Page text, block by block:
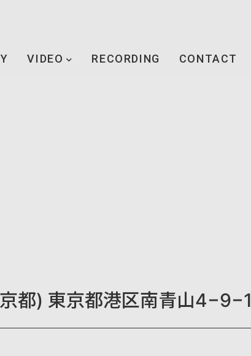
VIDEO RECORDING CONTACT
都) 東京都港区南青山4−9−1